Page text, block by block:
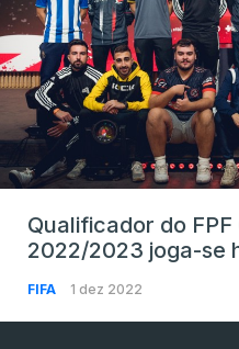
Qualificador do
2022/2023 joga-se
FIFA 1 dez 2022